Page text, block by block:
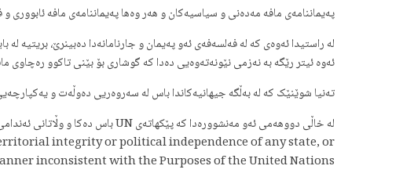
پەیماننامەی مافە مەدەنی و سیاسیەکان و هەر وەها پەیماننامەی مافە
لە راستیدا ئەوەی کە لە فەلسەفەی ئەو پەیمان و جارنامانەدا دەبینرێ،
ئەوە ئیتر رێگە بە نەزمی نێونەتەوەیی دەدا کە گوشاری بۆ بێنی تاکوو
تەنیا شوێنێک کە لە بەڵگە جیهانیەکاندا باس لە سەروەریی دەوڵەت و
لە خاڵی دووهەمی ئەو مەنشوورەدا کە پێکهاتەی UN باس دەکا و وڵاتانی ئەندامی ئەو رێکخراوە قبوڵیان کردوە هاتوە:
integrity or political independence of any state, or
inconsistent with the Purposes of the United Nations.